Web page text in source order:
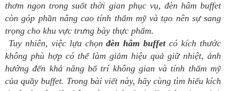
thơm ngon trong suốt thời gian phục vụ, đèn hâm buffet
còn góp phần nâng cao tính thẩm mỹ và tạo nên sự sang
trọng cho khu vực trưng bày thực phẩm.
Tuy nhiên, việc lựa chọnđèn hâm buffetcó kích thước
không phù hợp có thể làm giảm hiệu quả giữ nhiệt, ảnh
hưởng đến khả năng bố trí không gian và tính thẩm mỹ
của quầy buffet. Trong bài viết này, hãy cùng tìm hiểu kích